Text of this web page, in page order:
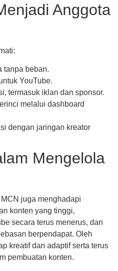
Anggota
tanpa beban.
YouTube.
termasuk iklan dan sponsor.
melalui dashboard
dengan jaringan kreator
Mengelola
juga menghadapi
konten yang tinggi,
secara terus menerus, dan
berpendapat. Oleh
kreatif dan adaptif serta terus
pembuatan konten.